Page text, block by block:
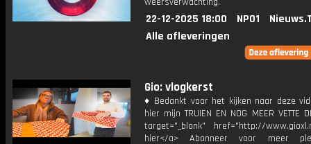
22-12-2025 18:00 NPO1
Alle afleveringen
Gio: vlogkerst
♦ Bedankt voor het kijken naar deze
hier mijn TRUIEN EN NOG MEER VETTE
target="_blank" href="http://
hier</a> Abonneer voor meer